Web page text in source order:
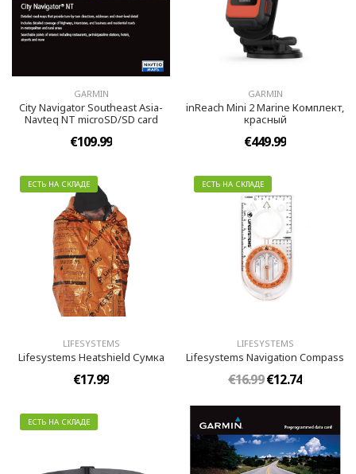
GARMIN
City Navigator Southeast Asia-
Navteq NT microSD/SD card
€109.99
GARMIN
inReach Mini 2 Marine Комплект,
красный
€449.99
ЕСТЬ НА СКЛАДЕ
LIFESYSTEMS
Lifesystems Heatshield Сумка
€17.99
ЕСТЬ НА СКЛАДЕ
LIFESYSTEMS
Lifesystems Navigation Compass
€16.99€12.74
ЕСТЬ НА СКЛАДЕ